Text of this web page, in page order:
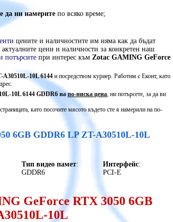
да ни намерите по всяко време;
цените и наличностите им няма как да бъдат
цени и наличности за конкретен наш
потърсите при интерес към Zotac GAMING GeForce
10L 6144 и посредством куриер. Работим с Еконт, като
10L 6144 GDDR6 напо-ниска цена , ни потърсете, за да ви
като посочите мясото където сте я намерили на по-
6GB GDDR6 LP ZT-A30510L-10L
Тип видео памет:
GDDR6
Интерфейс:
PCI-E
GeForce RTX 3050 6GB
10L